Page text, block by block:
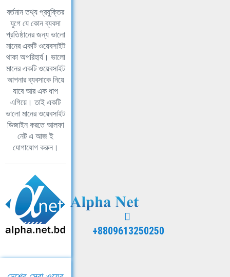
বর্তমান তথ্য প্রযুক্তির
যুগে যে কোন ব্যবসা
প্রতিষ্ঠানের জন্য ভালো
মানের একটি ওয়েবসাইট
থাকা অপরিহার্য। ভালো
মানের একটি ওয়েবসাইট
আপনার ব্যবসাকে নিয়ে
যাবে আর এক ধাপ
এগিয়ে। তাই একটি
ভালো মানের ওয়েবসাইট
ডিজাইন করতে আলফা
নেট এ আজ ই
যোগাযোগ করুন।
+8809613250250